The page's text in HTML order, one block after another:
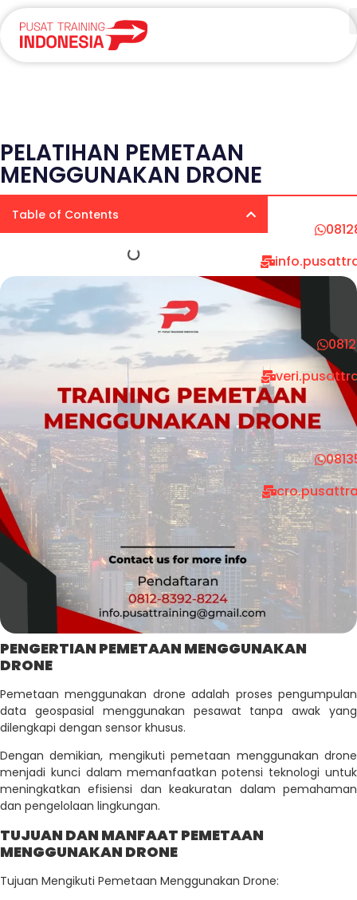
PELATIHAN PEMETAAN
MENGGUNAKAN DRONE
Table of Contents
PENGERTIAN PEMETAAN MENGGUNAKAN
DRONE
Pemetaan menggunakan drone adalah proses pengumpulan
data geospasial menggunakan pesawat tanpa awak yang
dilengkapi dengan sensor khusus.
Dengan demikian, mengikuti pemetaan menggunakan drone
menjadi kunci dalam memanfaatkan potensi teknologi untuk
meningkatkan efisiensi dan keakuratan dalam pemahaman
dan pengelolaan lingkungan.
TUJUAN DAN MANFAAT PEMETAAN
MENGGUNAKAN DRONE
Tujuan Mengikuti Pemetaan Menggunakan Drone: